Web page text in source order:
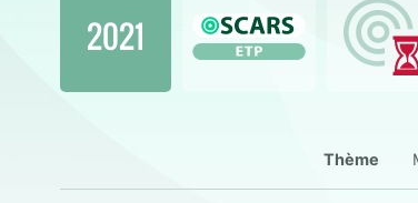
2021
Thème